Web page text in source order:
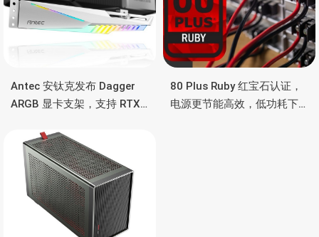
Antec 安钛克发布 Dagger
ARGB 显卡支架，支持 RTX
彩灯效
80 Plus Ruby 红宝石认证，
电源更节能高效，低功耗下